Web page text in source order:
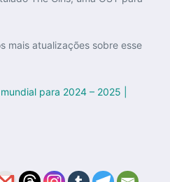
mais atualizações sobre esse
para 2024 – 2025 |